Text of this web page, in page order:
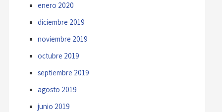
enero 2020
diciembre 2019
noviembre 2019
octubre 2019
septiembre 2019
agosto 2019
junio 2019